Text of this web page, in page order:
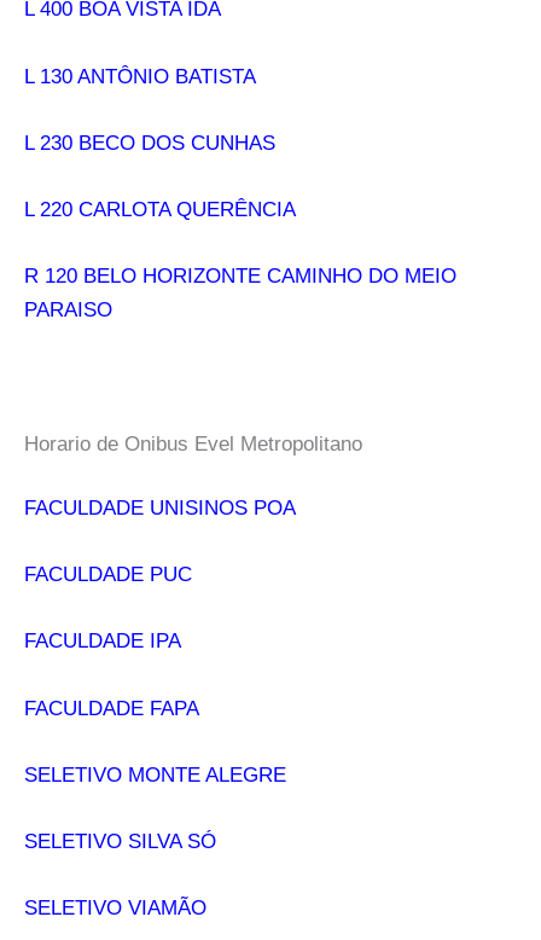
L 400 BOA VISTA IDA
L 130 ANTÔNIO BATISTA
L 230 BECO DOS CUNHAS
L 220 CARLOTA QUERÊNCIA
R 120 BELO HORIZONTE CAMINHO DO MEIO
PARAISO
Horario de Onibus Evel Metropolitano
FACULDADE UNISINOS POA
FACULDADE PUC
FACULDADE IPA
FACULDADE FAPA
SELETIVO MONTE ALEGRE
SELETIVO SILVA SÓ
SELETIVO VIAMÃO